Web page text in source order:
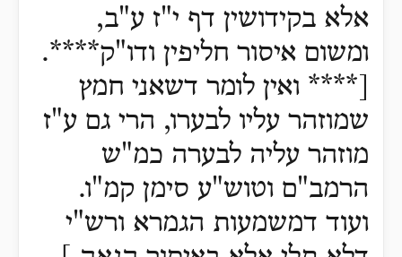
אלא בקידושין דף י"ז ע"ב,
ומשום איסור חליפין ודו"ק****.
[**** ואין לומר דשאני חמץ
שמוזהר עליו לבערו, הרי גם ע"ז
מוזהר עליה לבערה כמ"ש
הרמב"ם וטוש"ע סימן קמ"ו.
ועוד דמשמעות הגמרא ורש"י